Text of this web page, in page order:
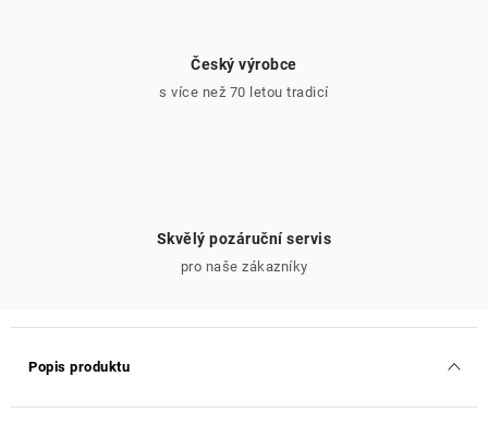
Český výrobce
s více než 70 letou tradicí
Skvělý pozáruční servis
pro naše zákazníky
Popis produktu